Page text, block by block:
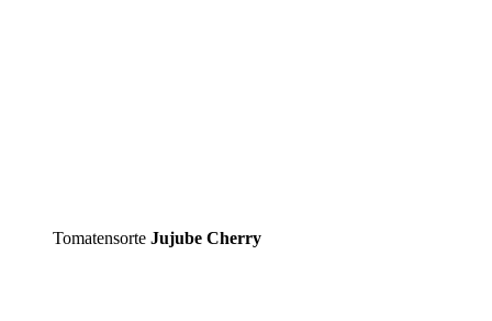
Tomatensorte Jujube Cherry